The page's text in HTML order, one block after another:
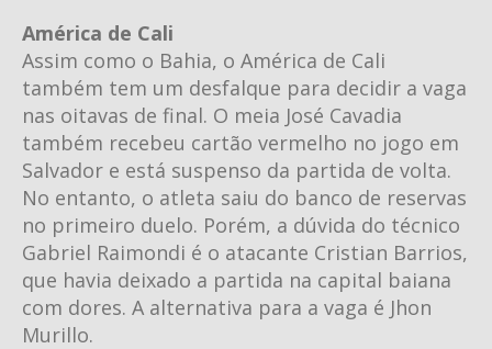
América de Cali
Assim como o Bahia, o América de Cali
também tem um desfalque para decidir a vaga
nas oitavas de final. O meia José Cavadia
também recebeu cartão vermelho no jogo em
Salvador e está suspenso da partida de volta.
No entanto, o atleta saiu do banco de reservas
no primeiro duelo. Porém, a dúvida do técnico
Gabriel Raimondi é o atacante Cristian Barrios,
que havia deixado a partida na capital baiana
com dores. A alternativa para a vaga é Jhon
Murillo.